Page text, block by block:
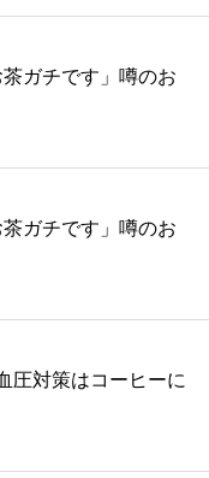
ガチです」噂のお
ガチです」噂のお
圧対策はコーヒーに